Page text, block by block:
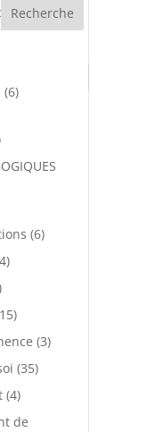
Recherche
66
66
44
1515
produits
33
3535
44
produits
de